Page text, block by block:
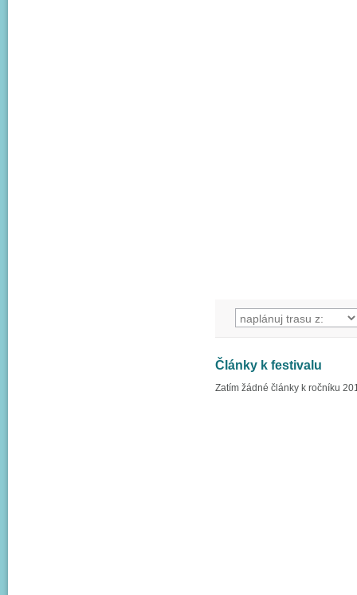
Články k festivalu
Zatím žádné články k ročníku